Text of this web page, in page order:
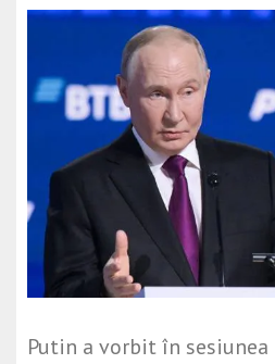
Putin a vorbit în sesiunea